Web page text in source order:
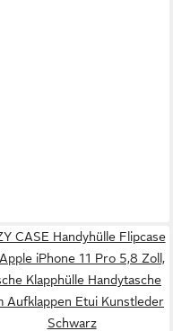
CASE Handyhülle Flipcase
iPhone 11 Pro 5,8 Zoll,
Klapphülle Handytasche
Aufklappen Etui Kunstleder
Schwarz